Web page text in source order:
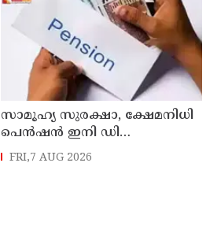
സാമൂഹ്യ സുരക്ഷാ, ക്ഷേമനിധി
പെൻഷൻ ഇനി ഡി
ബിടിയിലൂടെ നൽകും
FRI,7 AUG 2026